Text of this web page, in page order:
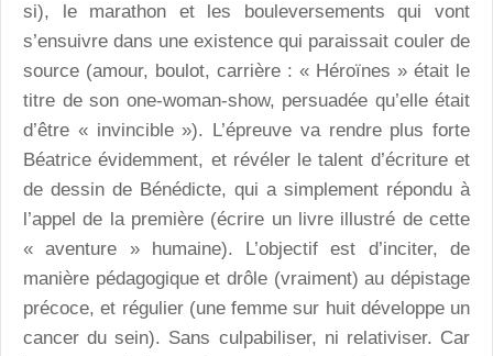
si), le marathon et les bouleversements qui vont
s’ensuivre dans une existence qui paraissait couler de
source (amour, boulot, carrière : « Héroïnes » était le
titre de son one-woman-show, persuadée qu’elle était
d’être « invincible »). L’épreuve va rendre plus forte
Béatrice évidemment, et révéler le talent d’écriture et
de dessin de Bénédicte, qui a simplement répondu à
l’appel de la première (écrire un livre illustré de cette
« aventure » humaine). L’objectif est d’inciter, de
manière pédagogique et drôle (vraiment) au dépistage
précoce, et régulier (une femme sur huit développe un
cancer du sein). Sans culpabiliser, ni relativiser. Car